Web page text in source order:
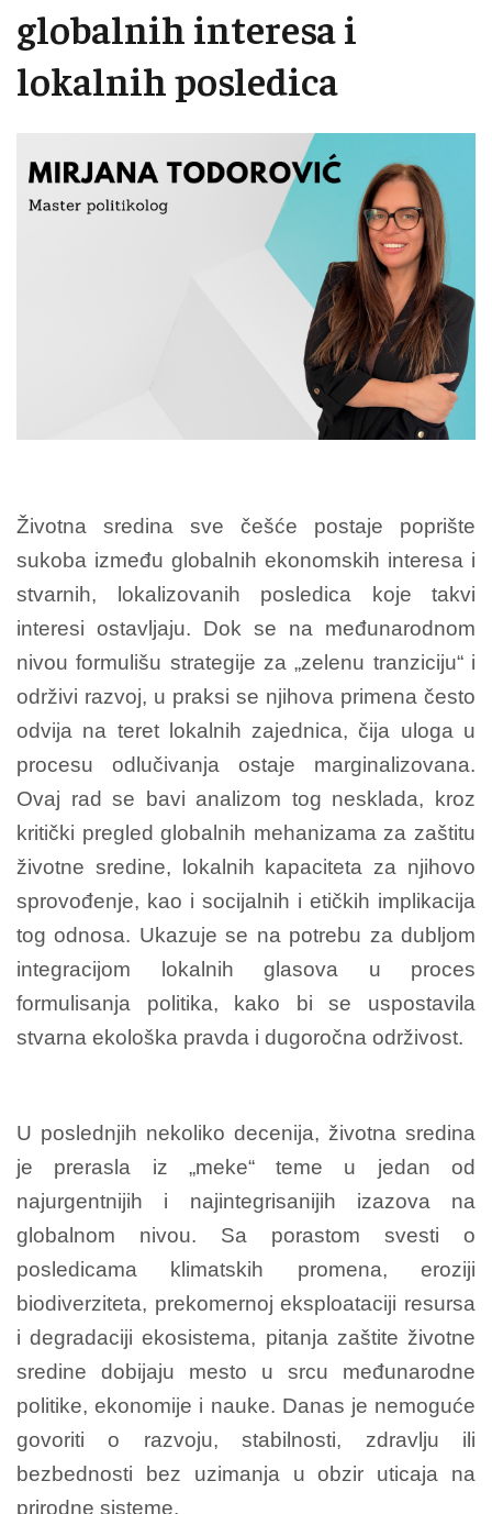
globalnih interesa i
lokalnih posledica
Životna sredina sve češće postaje poprište
sukoba između globalnih ekonomskih interesa i
stvarnih, lokalizovanih posledica koje takvi
interesi ostavljaju. Dok se na međunarodnom
nivou formulišu strategije za „zelenu tranziciju“ i
održivi razvoj, u praksi se njihova primena često
odvija na teret lokalnih zajednica, čija uloga u
procesu odlučivanja ostaje marginalizovana.
Ovaj rad se bavi analizom tog nesklada, kroz
kritički pregled globalnih mehanizama za zaštitu
životne sredine, lokalnih kapaciteta za njihovo
sprovođenje, kao i socijalnih i etičkih implikacija
tog odnosa. Ukazuje se na potrebu za dubljom
integracijom lokalnih glasova u proces
formulisanja politika, kako bi se uspostavila
stvarna ekološka pravda i dugoročna održivost.
U poslednjih nekoliko decenija, životna sredina
je prerasla iz „meke“ teme u jedan od
najurgentnijih i najintegrisanijih izazova na
globalnom nivou. Sa porastom svesti o
posledicama klimatskih promena, eroziji
biodiverziteta, prekomernoj eksploataciji resursa
i degradaciji ekosistema, pitanja zaštite životne
sredine dobijaju mesto u srcu međunarodne
politike, ekonomije i nauke. Danas je nemoguće
govoriti o razvoju, stabilnosti, zdravlju ili
bezbednosti bez uzimanja u obzir uticaja na
prirodne sisteme.